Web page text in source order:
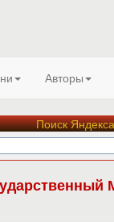
Авторы
Поиск